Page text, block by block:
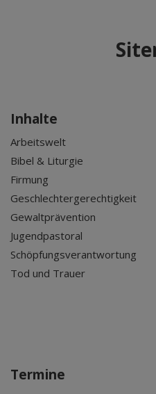
Inhalte
Arbeitswelt
Bibel & Liturgie
Firmung
Geschlechtergerechtigkeit
Gewaltprävention
Jugendpastoral
Schöpfungsverantwortung
Tod und Trauer
Termine